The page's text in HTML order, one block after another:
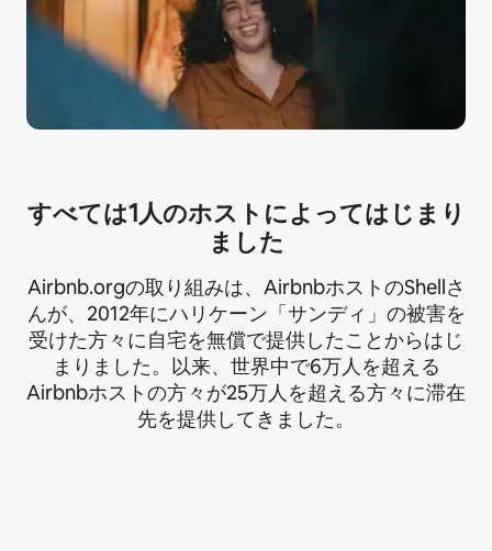
すべては1人のホ⁠ス⁠ト⁠によ⁠っ⁠ては⁠じ⁠ま⁠り
ま⁠し⁠た
Airbnb.orgの取り組みは、AirbnbホストのShellさ
んが、2012年にハリケーン「サンディ」の被害を
受けた方々に自宅を無償で提供したことからはじ
まりま⁠し⁠た⁠。以来、世界中で6万人を超える
Airbnbホストの方々が25万人を超える方々に滞在
先を提供してき⁠ま⁠し⁠た⁠。